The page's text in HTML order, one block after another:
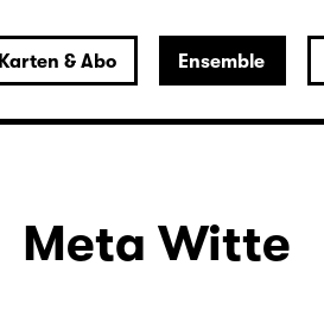
Karten & Abo Ensemble
Meta Witte